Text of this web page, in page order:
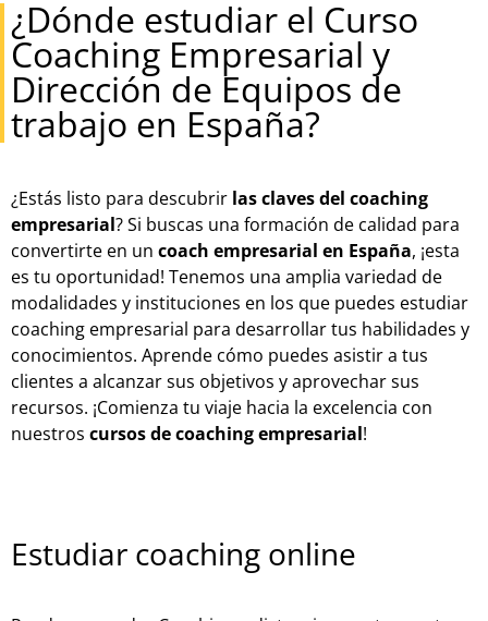
¿Dónde estudiar el Curso
Coaching Empresarial y
Dirección de Equipos de
trabajo en España?
¿Estás listo para descubrir las claves del coaching
empresarial? Si buscas una formación de calidad para
convertirte en un coach empresarial en España, ¡esta
es tu oportunidad! Tenemos una amplia variedad de
modalidades y instituciones en los que puedes estudiar
coaching empresarial para desarrollar tus habilidades y
conocimientos. Aprende cómo puedes asistir a tus
clientes a alcanzar sus objetivos y aprovechar sus
recursos. ¡Comienza tu viaje hacia la excelencia con
nuestros cursos de coaching empresarial!
Estudiar coaching online